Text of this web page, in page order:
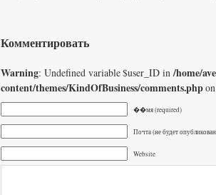
Комментировать
Warning: Undefined variable $user_ID in/home/
content/themes/KindOfBusiness/comments.php
��мя (required)
Почта (не будет
Website